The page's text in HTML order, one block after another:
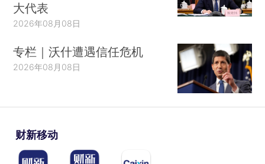
大代表
2026年08月08日
专栏｜沃什遭遇信任危机
2026年08月08日
财新移动